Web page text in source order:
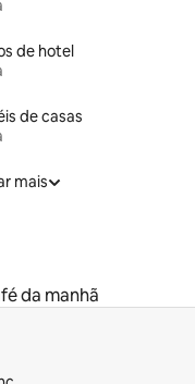
de hotel
de casas
mais
da manhã